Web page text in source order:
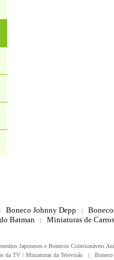
Boneco Johnny Depp |
Batman | Miniaturas de
Japoneses e Bonecos Colecionáveis
da TV / Miniaturas da Televisão |